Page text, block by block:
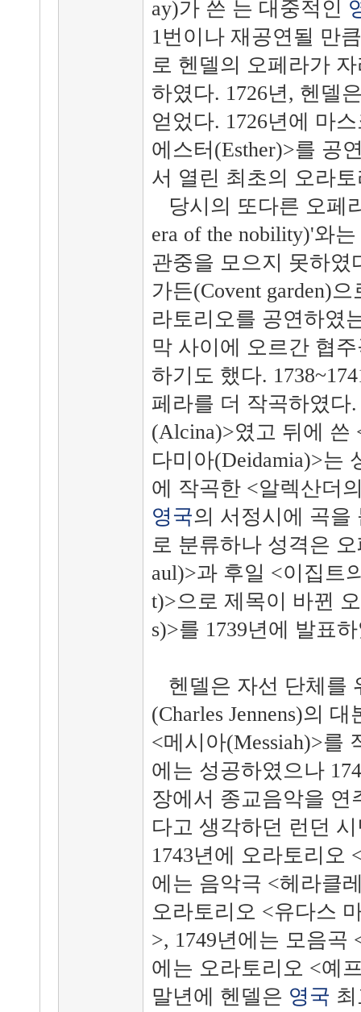
ay)가 쓴 는 대중적인
1번이나 재공연될 만
로 헨델의 오페라가
하였다. 1726년, 헨델
얻었다. 1726년에 마
에스터(Esther)>를 공
서 열린 최초의 오라
당시의 또다른 오페
era of the nobility)'와
관중을 모으지 못하였
가든(Covent garden)
라토리오를 공연하였
막 사이에 오르간 협
하기도 했다.
페라를 더 작곡하였다
(Alcina)>였고 뒤에 쓴
다미아(Deidamia)>는
에 작곡한 <알렉산더
영국의 서정시에 곡을
로 분류하나 성격은
aul)>과 후일 <이집트
t)>으로 제목이 바뀐
s)>를 1739년에 발표
헨델은 자선 단체를
(Charles Jennens)의
<메시아(Messiah)>를
에는 성공하였으나
장에서 종교음악을 연
다고 생각하던 런던
1743년에 오라토리오
에는 음악극 <헤라클
오라토리오 <유다스
>, 1749년에는 모음곡
에는 오라토리오 <예
말년에 헨델은 영국